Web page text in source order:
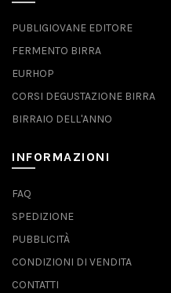
PUBLIGIOVANE EDITORE
FERMENTO BIRRA
EURHOP
CORSI DEGUSTAZIONE BIRRA
BIRRAIO DELL'ANNO
INFORMAZIONI
FAQ
SPEDIZIONE
PUBBLICITÀ
CONDIZIONI DI VENDITA
CONTATTI